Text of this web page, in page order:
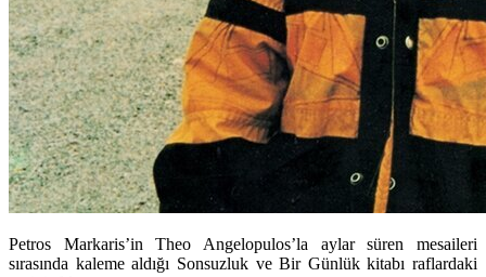
Petros Markaris’in Theo Angelopulos’la aylar süren mesaileri
sırasında kaleme aldığı Sonsuzluk ve Bir Günlük kitabı raflardaki